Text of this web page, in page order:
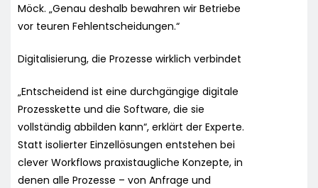
Möck. „Genau deshalb bewahren wir Betriebe
vor teuren Fehlentscheidungen.“
Digitalisierung, die Prozesse wirklich verbindet
„Entscheidend ist eine durchgängige digitale
Prozesskette und die Software, die sie
vollständig abbilden kann“, erklärt der Experte.
Statt isolierter Einzellösungen entstehen bei
clever Workflows praxistaugliche Konzepte, in
denen alle Prozesse – von Anfrage und